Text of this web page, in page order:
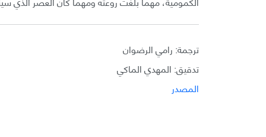
ترجمة: رامي الرضوان
تدقيق: المهدي الماكي
المصدر